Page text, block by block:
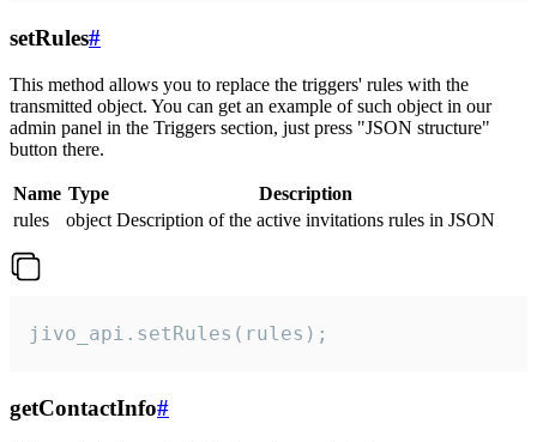
setRules#
This method allows you to replace the triggers' rules with the
transmitted object. You can get an example of such object in our
admin panel in the Triggers section, just press "JSON structure"
button there.
Name Type
Description
rules
object Description of the active invitations rules in JSON
jivo_api.setRules(rules);
getContactInfo#